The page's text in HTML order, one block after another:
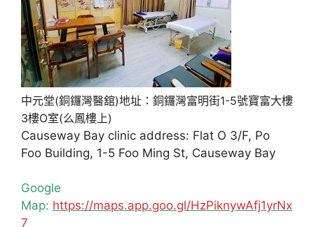
中元堂(銅鑼灣醫舘)地址：銅鑼灣富明街1-5號寶富大樓
3樓O室(么鳳樓上)
Causeway Bay clinic address: Flat O 3/F, Po
Foo Building, 1-5 Foo Ming St, Causeway Bay
Google
Map: https://maps.app.goo.gl/HzPiknywAfj1yrNx
7